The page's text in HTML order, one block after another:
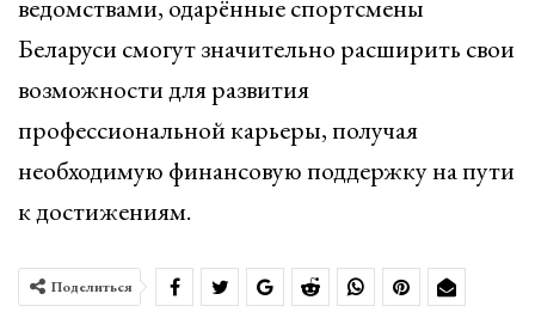
ведомствами, одарённые спортсмены
Беларуси смогут значительно расширить свои
возможности для развития
профессиональной карьеры, получая
необходимую финансовую поддержку на пути
к достижениям.
Поделиться